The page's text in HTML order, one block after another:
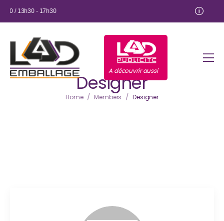
/ 13h30 - 17h30
A découvrir aussi
Designer
Home / Members / Designer